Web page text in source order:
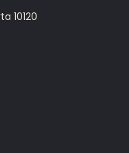
10120